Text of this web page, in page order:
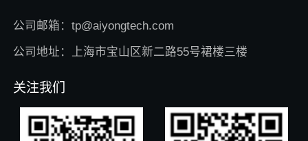
公司邮箱：tp@aiyongtech.com
公司地址：上海市宝山区新二路55号裙楼三楼
关注我们